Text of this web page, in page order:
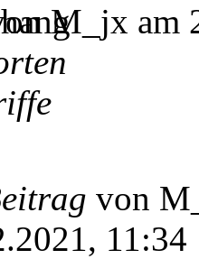
M_jx am
von
11:34